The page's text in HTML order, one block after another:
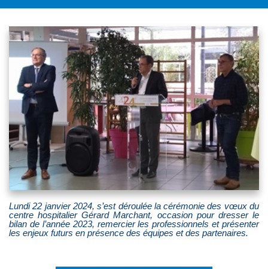
Lundi 22 janvier 2024, s’est déroulée la cérémonie des vœux du
centre hospitalier Gérard Marchant, occasion pour dresser le
bilan de l’année 2023, remercier les professionnels et présenter
les enjeux futurs en présence des équipes et des partenaires.